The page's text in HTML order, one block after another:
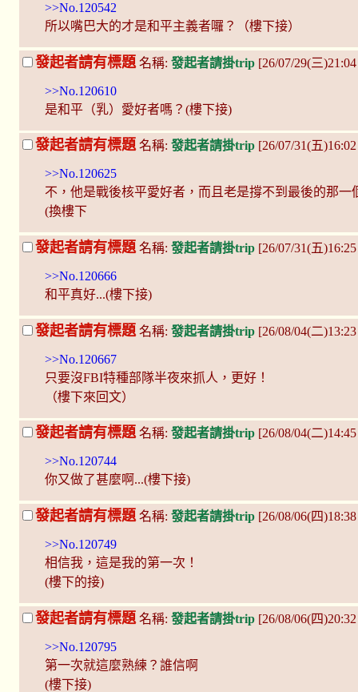
>>No.120542
所以嘴巴大的才是和平主義者囉？（樓下接）
發起者請有標題 名稱: 發起者請掛trip [26/07/29(三
>>No.120610
是和平（乳）愛好者嗎？(樓下接)
發起者請有標題 名稱: 發起者請掛trip [26/07/31(五
>>No.120625
不，他是戰後核平愛好者，而且老是撐不到最後的那一
(換樓下
發起者請有標題 名稱: 發起者請掛trip [26/07/31(五
>>No.120666
和平真好...(樓下接)
發起者請有標題 名稱: 發起者請掛trip [26/08/04(二
>>No.120667
只要沒FBI特種部隊半夜來抓人，更好！
（樓下來回文）
發起者請有標題 名稱: 發起者請掛trip [26/08/04(二
>>No.120744
你又做了甚麼啊...(樓下接)
發起者請有標題 名稱: 發起者請掛trip [26/08/06(四
>>No.120749
相信我，這是我的第一次！
(樓下的接)
發起者請有標題 名稱: 發起者請掛trip [26/08/06(四
>>No.120795
第一次就這麼熟練？誰信啊
(樓下接)